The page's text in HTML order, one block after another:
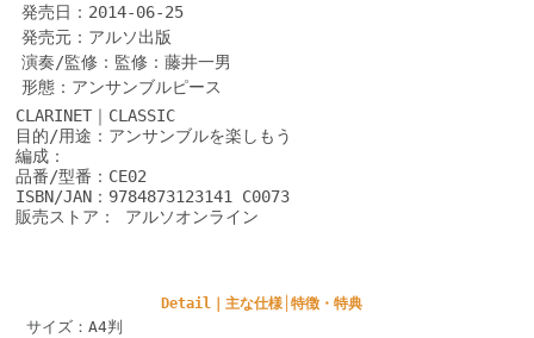
発売日：2014-06-25
発売元：アルソ出版
演奏/監修：監修：藤井一男
形態：アンサンブルピース
CLARINET｜CLASSIC
目的/用途：アンサンブルを楽しもう
編成：
品番/型番：CE02
ISBN/JAN：9784873123141 C0073
販売ストア： アルソオンライン
Detail｜主な仕様│特徴・特典
サイズ：A4判